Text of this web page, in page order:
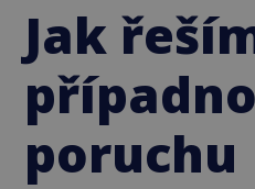
Jak
poruchu